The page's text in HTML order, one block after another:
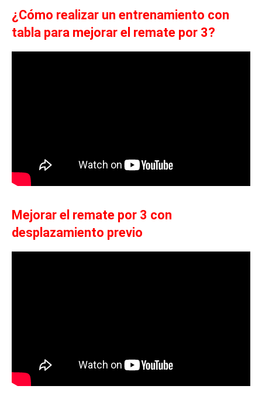
¿Cómo realizar un entrenamiento con
tabla para mejorar el remate por 3?
Mejorar el remate por 3 con
desplazamiento previo